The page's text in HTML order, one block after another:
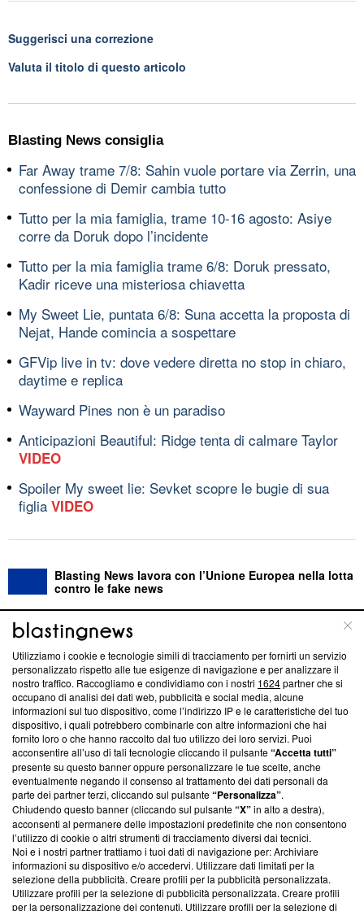
Suggerisci una correzione
Valuta il titolo di questo articolo
Blasting News consiglia
Far Away trame 7/8: Sahin vuole portare via Zerrin, una
confessione di Demir cambia tutto
Tutto per la mia famiglia, trame 10-16 agosto: Asiye
corre da Doruk dopo l’incidente
Tutto per la mia famiglia trame 6/8: Doruk pressato,
Kadir riceve una misteriosa chiavetta
My Sweet Lie, puntata 6/8: Suna accetta la proposta di
Nejat, Hande comincia a sospettare
GFVip live in tv: dove vedere diretta no stop in chiaro,
daytime e replica
Wayward Pines non è un paradiso
Anticipazioni Beautiful: Ridge tenta di calmare Taylor
VIDEO
Spoiler My sweet lie: Sevket scopre le bugie di sua
figlia VIDEO
Blasting News lavora con l’Unione Europea nella lotta
contro le fake news
ABOUT LINEA EDITORIALE
Questa sezione offre informazioni trasparenti su Blasting
News, sui nostri processi editoriali e su come ci impegniamo a
creare news di qualità. Inoltre, afferma la nostra aderenza a
‘Trust Project - News with Integrity’Blasting News non è
ancora membro del programma, ma ha richiesto di farne
parte; Trust Project non ha ancora effettuato una verifica di
conformità agli standard.
Su di noi
Team editoriale
Corporate
Redazione
Utilizziamo i cookie e tecnologie simili di tracciamento per fornirti un servizio
personalizzato rispetto alle tue esigenze di navigazione e per analizzare il
nostro traffico. Raccogliamo e condividiamo con i nostri 1624partner che si
occupano di analisi dei dati web, pubblicità e social media, alcune
informazioni sul tuo dispositivo, come l’indirizzo IP e le caratteristiche del tuo
dispositivo, i quali potrebbero combinarle con altre informazioni che hai
fornito loro o che hanno raccolto dal tuo utilizzo dei loro servizi. Puoi
acconsentire all’uso di tali tecnologie cliccando il pulsante“Accetta tutti”
presente su questo banner oppure personalizzare le tue scelte, anche
eventualmente negando il consenso al trattamento dei dati personali da
parte dei partner terzi, cliccando sul pulsante“Personalizza”.
Chiudendo questo banner (cliccando sul pulsante“X”in alto a destra),
acconsenti al permanere delle impostazioni predefinite che non consentono
l’utilizzo di cookie o altri strumenti di tracciamento diversi dai tecnici.
Noi e i nostri partner trattiamo i tuoi dati di navigazione per: Archiviare
informazioni su dispositivo e/o accedervi. Utilizzare dati limitati per la
selezione della pubblicità. Creare profili per la pubblicità personalizzata.
Utilizzare profili per la selezione di pubblicità personalizzata. Creare profili
per la personalizzazione dei contenuti. Utilizzare profili per la selezione di